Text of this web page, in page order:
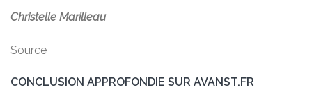
Christelle Marilleau
Source
CONCLUSION APPROFONDIE SUR AVANST.FR